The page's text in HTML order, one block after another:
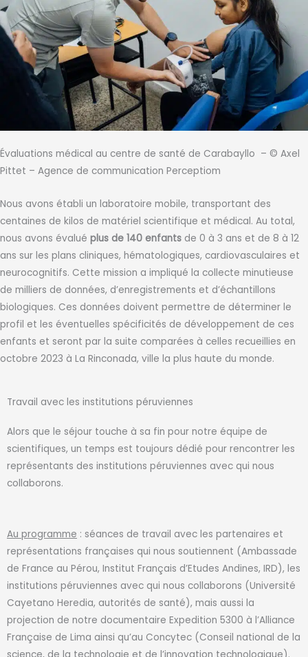
Évaluations médical au centre de santé de Carabayllo – © Axel
Pittet – Agence de communication Perceptiom
Nous avons établi un laboratoire mobile, transportant des
centaines de kilos de matériel scientifique et médical. Au total,
nous avons évalué plus de 140 enfants de 0 à 3 ans et de 8 à 12
ans sur les plans cliniques, hématologiques, cardiovasculaires et
neurocognitifs. Cette mission a impliqué la collecte minutieuse
de milliers de données, d’enregistrements et d’échantillons
biologiques. Ces données doivent permettre de déterminer le
profil et les éventuelles spécificités de développement de ces
enfants et seront par la suite comparées à celles recueillies en
octobre 2023 à La Rinconada, ville la plus haute du monde.
Travail avec les institutions péruviennes
Alors que le séjour touche à sa fin pour notre équipe de
scientifiques, un temps est toujours dédié pour rencontrer les
représentants des institutions péruviennes avec qui nous
collaborons.
Au programme : séances de travail avec les partenaires et
représentations françaises qui nous soutiennent (Ambassade
de France au Pérou, Institut Français d’Etudes Andines, IRD), les
institutions péruviennes avec qui nous collaborons (Université
Cayetano Heredia, autorités de santé), mais aussi la
projection de notre documentaire Expedition 5300 à l’Alliance
Française de Lima ainsi qu’au Concytec (Conseil national de la